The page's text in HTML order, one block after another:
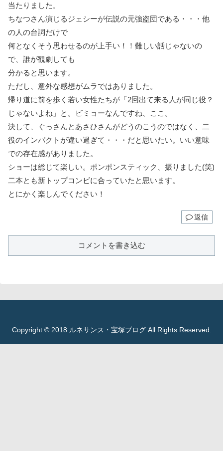
当たりました。
ちなつさん演じるジェシーが伝説の元強盗団である・・・他
の人の台詞だけで
何となくそう思わせるのが上手い！！難しい話じゃないの
で、誰が観劇しても
分かると思います。
ただし、意外な感想がムラではありました。
帰り道に前を歩く若い女性たちが「2回出て来る人が同じ役？
じゃないよね」と。ビミョーなんですね、ここ。
決して、ぐっさんとあさひさんがどうのこうのではなく、二
役のインパクトが違い過ぎて・・・だと思いたい。いい意味
での存在感がありました。
ショーは総じて楽しい。ポンポンスティック、振りました(笑)
二本とも新トップコンビに合っていたと思います。
とにかく楽しんでください！
返信
コメントを書き込む
Copyright © 2018 ルネサンス・宝塚ブログ All Rights Reserved.